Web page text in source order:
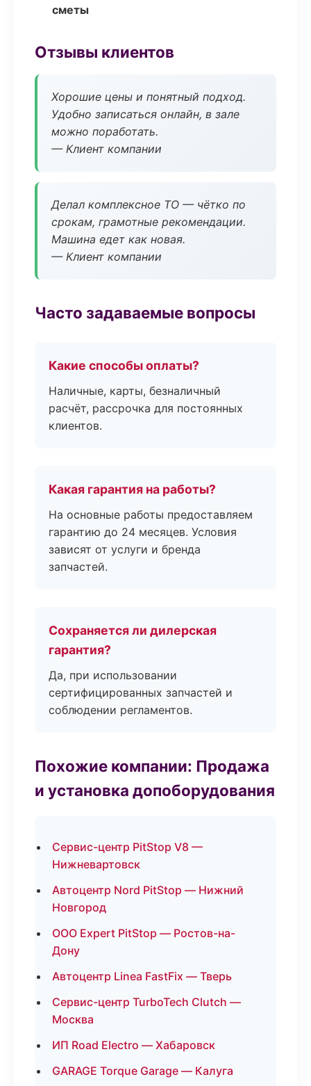
сметы
Отзывы клиентов
Хорошие цены и понятный подход.
Удобно записаться онлайн, в зале
можно поработать.
— Клиент компании
Делал комплексное ТО — чётко по
срокам, грамотные рекомендации.
Машина едет как новая.
— Клиент компании
Часто задаваемые вопросы
Какие способы оплаты?
Наличные, карты, безналичный
расчёт, рассрочка для постоянных
клиентов.
Какая гарантия на работы?
На основные работы предоставляем
гарантию до 24 месяцев. Условия
зависят от услуги и бренда
запчастей.
Сохраняется ли дилерская
гарантия?
Да, при использовании
сертифицированных запчастей и
соблюдении регламентов.
Похожие компании: Продажа
и установка допоборудования
Сервис-центр PitStop V8 —
Нижневартовск
Автоцентр Nord PitStop — Нижний
Новгород
ООО Expert PitStop — Ростов-на-
Дону
Автоцентр Linea FastFix — Тверь
Сервис-центр TurboTech Clutch —
Москва
ИП Road Electro — Хабаровск
GARAGE Torque Garage — Калуга